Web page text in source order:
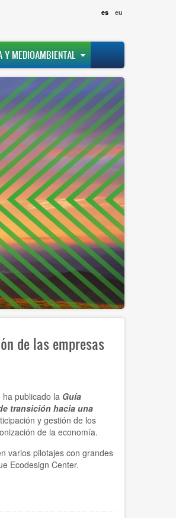
es eu
Y MEDIOAMBIENTAL
de las empresas
publicado la Guía
transición hacia una
y gestión de los
de la economía.
varios pilotajes con grandes
Ecodesign Center.